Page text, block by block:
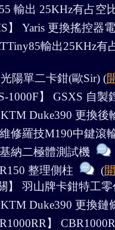
輸出 25KHz有占空
】 Yaris 更換搖控器
輸出25KHz有
光陽單二卡鉗(歐Sir) (
1000F】 GSXS 自製
KTM Duke390 更換後
維修羅技M190中鍵滾
基納二極體測試機
整理側柱 (
】 羽山牌卡鉗特工
KTM Duke390 更換鏈
】